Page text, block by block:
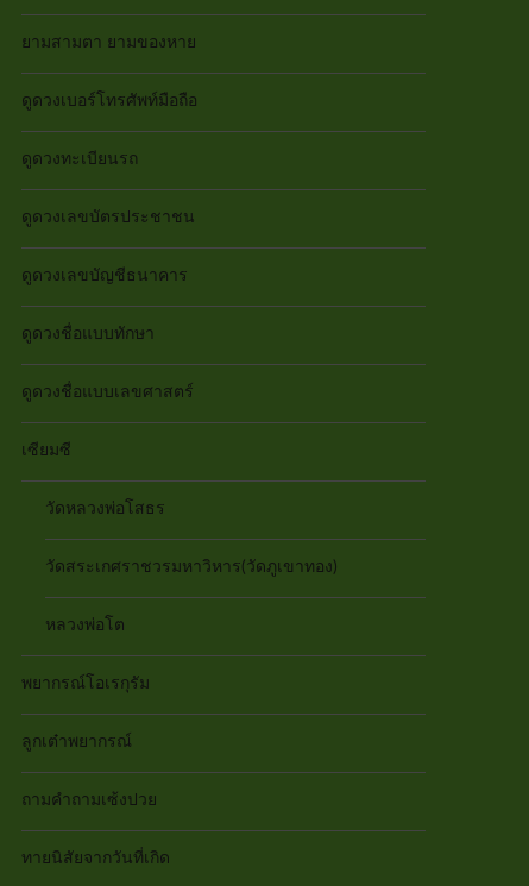
ยามสามตา ยามของหาย
ดูดวงเบอร์โทรศัพท์มือถือ
ดูดวงทะเบียนรถ
ดูดวงเลขบัตรประชาชน
ดูดวงเลขบัญชีธนาคาร
ดูดวงชื่อแบบทักษา
ดูดวงชื่อแบบเลขศาสตร์
เซียมซี
วัดหลวงพ่อโสธร
วัดสระเกศราชวรมหาวิหาร(วัดภูเขาทอง)
หลวงพ่อโต
พยากรณ์โอเรกุรัม
ลูกเต๋าพยากรณ์
ถามคำถามเซ้งปวย
ทายนิสัยจากวันที่เกิด